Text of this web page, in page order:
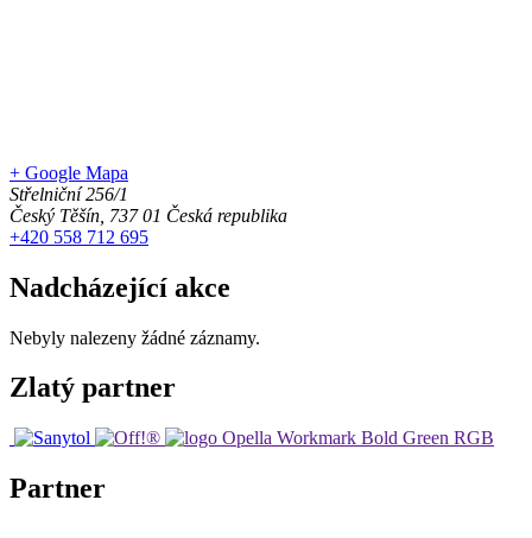
+ Google Mapa
Střelniční 256/1
Český Těšín 737 01 Česká republika
+420 558 712 695
Nadcházející akce
Nebyly nalezeny žádné záznamy.
Zlatý partner
Partner